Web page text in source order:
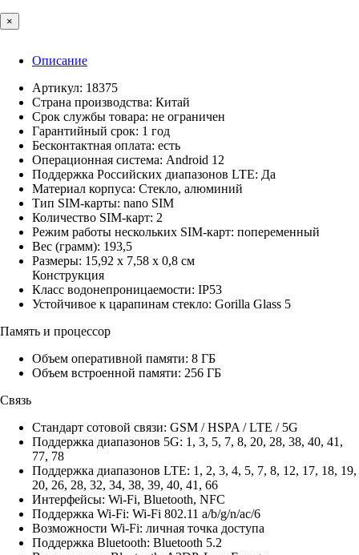
×
Описание
Артикул: 18375
Страна производства: Китай
Срок службы товара: не ограничен
Гарантийный срок: 1 год
Бесконтактная оплата: есть
Операционная система: Android 12
Поддержка Российских диапазонов LTE: Да
Материал корпуса: Стекло, алюминий
Тип SIM-карты: nano SIM
Количество SIM-карт: 2
Режим работы нескольких SIM-карт: попеременный
Вес (грамм): 193,5
Размеры: 15,92 x 7,58 x 0,8 см
Конструкция
Класс водонепроницаемости: IP53
Устойчивое к царапинам стекло: Gorilla Glass 5
Память и процессор
Объем оперативной памяти: 8 ГБ
Объем встроенной памяти: 256 ГБ
Связь
Стандарт сотовой связи: GSM / HSPA / LTE / 5G
Поддержка диапазонов 5G: 1, 3, 5, 7, 8, 20, 28, 38, 40, 41,
77, 78
Поддержка диапазонов LTE: 1, 2, 3, 4, 5, 7, 8, 12, 17, 18, 19,
20, 26, 28, 32, 34, 38, 39, 40, 41, 66
Интерфейсы: Wi-Fi, Bluetooth, NFC
Поддержка Wi-Fi: Wi-Fi 802.11 a/b/g/n/ac/6
Возможности Wi-Fi: личная точка доступа
Поддержка Bluetooth: Bluetooth 5.2